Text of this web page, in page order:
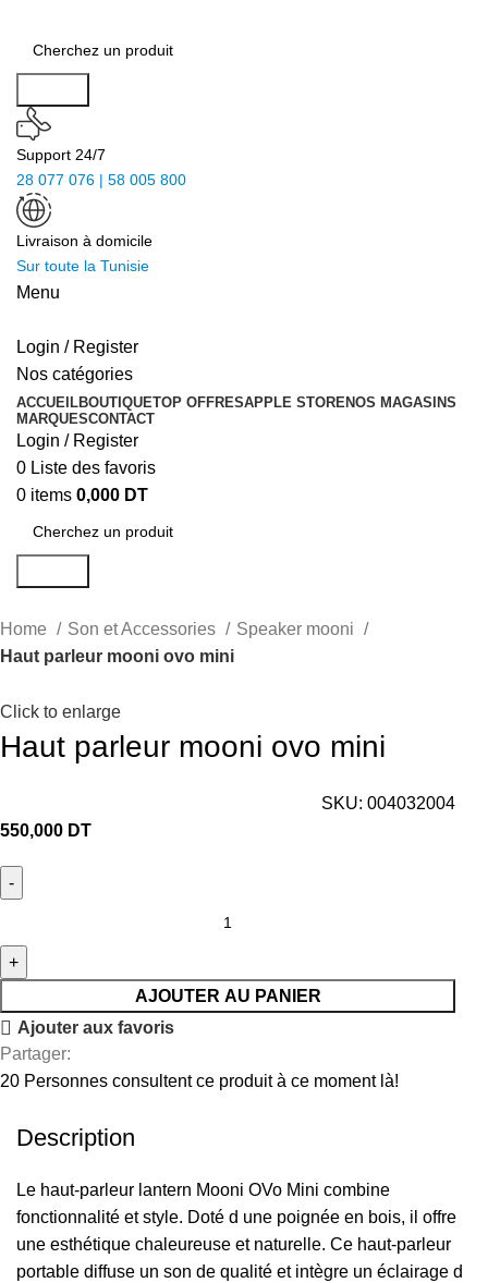
Support 24/7
28 077 076 | 58 005 800
Livraison à domicile
Sur toute la Tunisie
Menu
Login / Register
Nos catégories
ACCUEILBOUTIQUETOP OFFRESAPPLE STORENOS MAGASINS
MARQUESCONTACT
Login / Register
0 Liste des favoris
0 items 0,000 DT
Home Son et Accessories
Speaker mooni
Haut parleur mooni ovo mini
Click to enlarge
Haut parleur mooni ovo mini
SKU:004032004
550,000 DT
AJOUTER AU PANIER
Ajouter aux favoris
Partager:
20 Personnes consultent ce produit à ce moment là!
Description
Le haut-parleur lantern Mooni OVo Mini combine
fonctionnalité et style. Doté d une poignée en bois, il offre
une esthétique chaleureuse et naturelle. Ce haut-parleur
portable diffuse un son de qualité et intègre un éclairage d